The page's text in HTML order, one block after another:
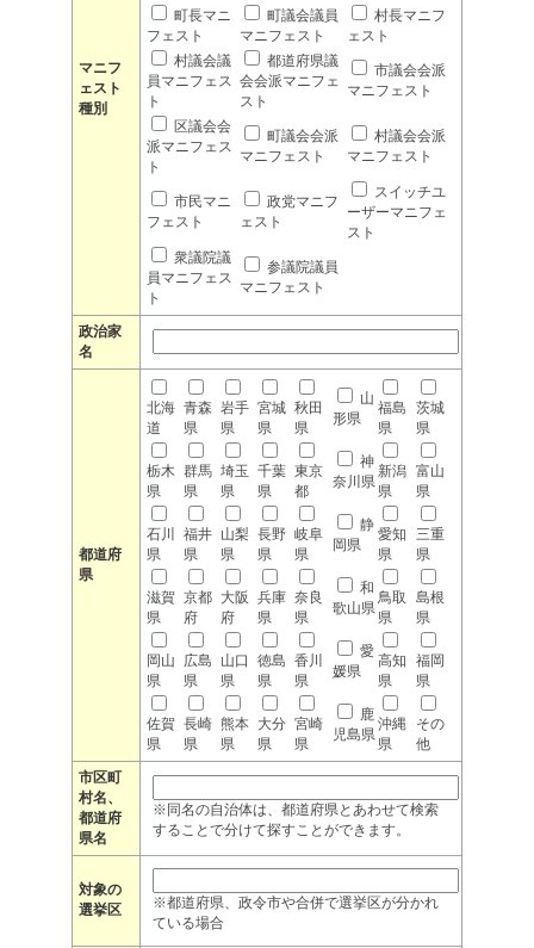
マニフ
ェスト
種別
町長マニ
フェスト
町議会議員
マニフェスト
村長マニフ
ェスト
村議会議
員マニフェス
ト
都道府県議
会会派マニフェ
スト
市議会会派
マニフェスト
区議会会
派マニフェス
ト
町議会会派
マニフェスト
村議会会派
マニフェスト
市民マニ
フェスト
政党マニフ
ェスト
スイッチユ
ーザーマニフェ
スト
衆議院議
員マニフェス
ト
参議院議員
マニフェスト
政治家
名
都道府
県
北海
道
青森
県
岩手
県
宮城
県
秋田
県
山
形県
福島
県
茨城
県
栃木
県
群馬
県
埼玉
県
千葉
県
東京
都
神
奈川県
新潟
県
富山
県
石川
県
福井
県
山梨
県
長野
県
岐阜
県
静
岡県
愛知
県
三重
県
滋賀
県
京都
府
大阪
府
兵庫
県
奈良
県
和
歌山県
鳥取
県
島根
県
岡山
県
広島
県
山口
県
徳島
県
香川
県
愛
媛県
高知
県
福岡
県
佐賀
県
長崎
県
熊本
県
大分
県
宮崎
県
鹿
児島県
沖縄
県
その
他
市区町
村名、
都道府
県名
※同名の自治体は、都道府県とあわせて検索
することで分けて探すことができます。
対象の
選挙区
※都道府県、政令市や合併で選挙区が分かれ
ている場合